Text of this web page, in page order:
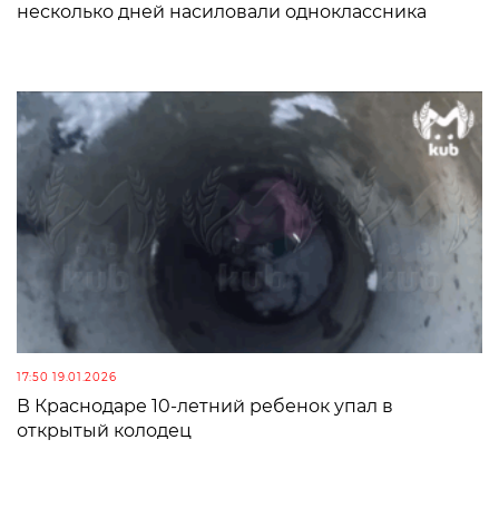
несколько дней насиловали одноклассника
17:50 19.01.2026
В Краснодаре 10-летний ребенок упал в
открытый колодец